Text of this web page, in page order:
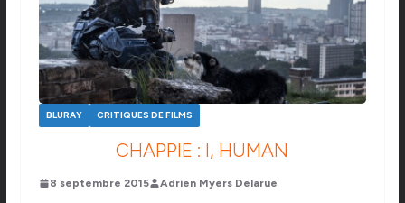
BLURAY CRITIQUES DE FILMS
CHAPPIE : I, HUMAN
8 septembre 2015 Adrien Myers Delarue